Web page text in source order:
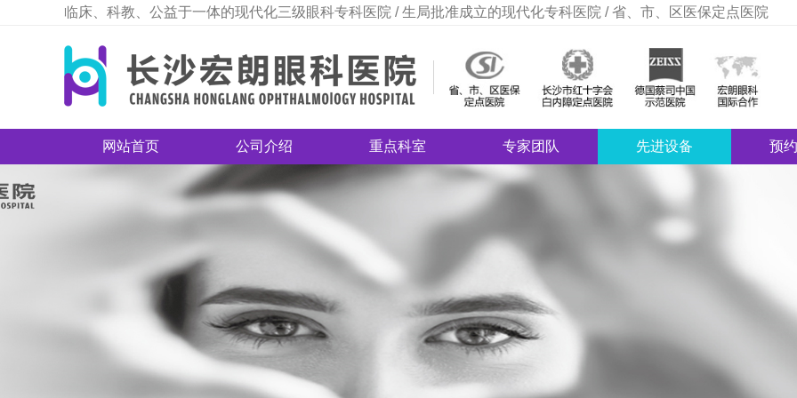
临床、科教、公益于一体的现代化三级眼科专科医院 / 生局批准成立的现代化专科医院 / 省、市、区医保定点医院
网站首页 公司介绍 重点科室 专家团队 先进设备 预